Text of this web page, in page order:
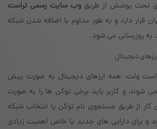
تحت پوشش از طریق وب سایت رسمی تراست
قرار دارد و به طور مداوم با اضافه شدن شبکه
روزرسانی می شود.
دیجیتال
ولت، همه ارزهای دیجیتال به صورت پیش
شوند و کاربر باید برخی توکن ها را به صورت
از طریق جستجوی نام توکن یا انتخاب شبکه
و برای دارایی های جدید یا خاص اهمیت زیادی